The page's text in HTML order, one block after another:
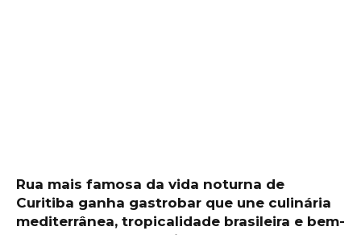
Rua mais famosa da vida noturna de
Curitiba ganha gastrobar que une culinária
mediterrânea, tropicalidade brasileira e bem-